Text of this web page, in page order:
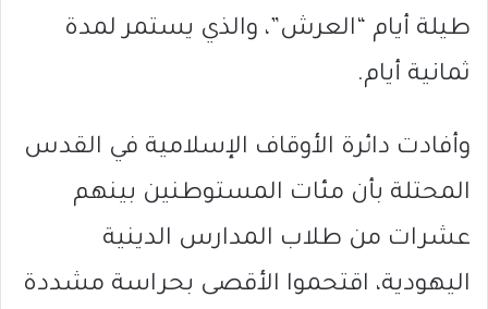
طيلة أيام “العرش”، والذي يستمر لمدة
ثمانية أيام.
وأفادت دائرة الأوقاف الإسلامية في القدس
المحتلة بأن مئات المستوطنين بينهم
عشرات من طلاب المدارس الدينية
اليهودية، اقتحموا الأقصى بحراسة مشددة